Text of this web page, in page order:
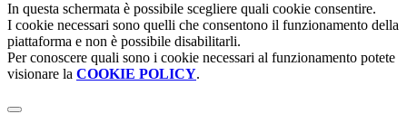
In questa schermata è possibile scegliere quali cookie consentire.
I cookie necessari sono quelli che consentono il funzionamento della
piattaforma e non è possibile disabilitarli.
Per conoscere quali sono i cookie necessari al funzionamento potete
visionare la COOKIE POLICY.